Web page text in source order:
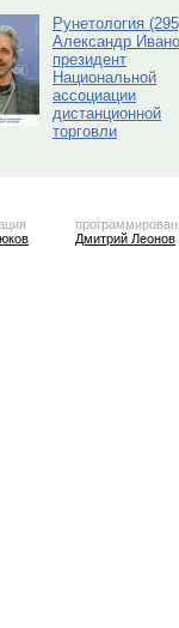
Рунетология
Александр
президент
Национальной
ассоциации
дистанционной
торговли
Дмитрий Леонов